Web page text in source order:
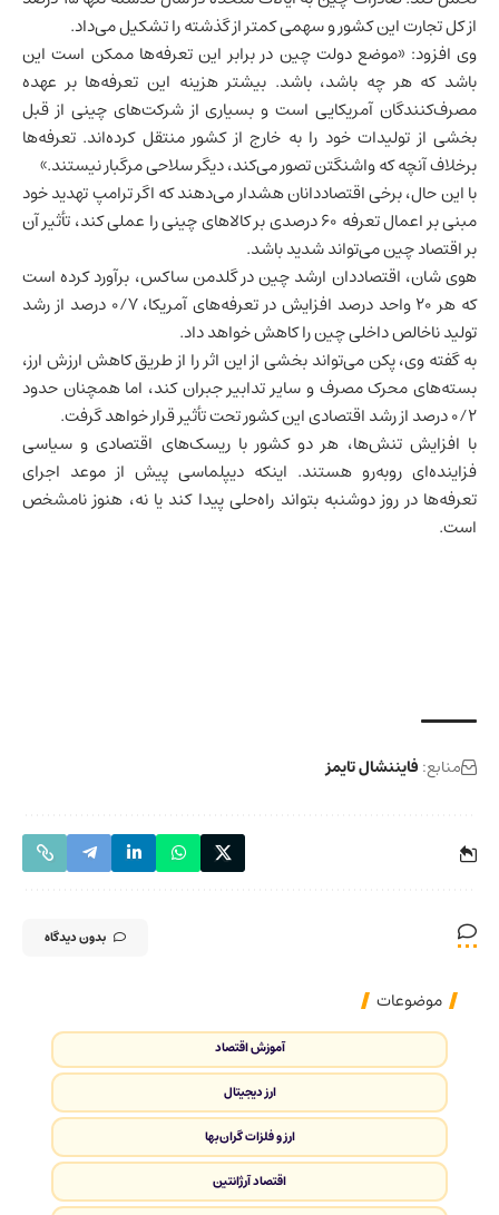
از کل تجارت این کشور و سهمی کمتر از گذشته را تشکیل می‌داد.
وی افزود: «موضع دولت چین در برابر این تعرفه‌ها ممکن است این
باشد که هر چه باشد، باشد. بیشتر هزینه این تعرفه‌ها بر عهده
مصرف‌کنندگان آمریکایی است و بسیاری از شرکت‌های چینی از قبل
بخشی از تولیدات خود را به خارج از کشور منتقل کرده‌اند. تعرفه‌ها
برخلاف آنچه که واشنگتن تصور می‌کند، دیگر سلاحی مرگبار نیستند.»
با این حال، برخی اقتصاددانان هشدار می‌دهند که اگر ترامپ تهدید خود
مبنی بر اعمال تعرفه ۶۰ درصدی بر کالاهای چینی را عملی کند، تأثیر آن
براقتصاد چینمی‌تواند شدید باشد.
هوی شان، اقتصاددان ارشد چین در گلدمن ساکس، برآورد کرده است
که هر ۲۰ واحد درصد افزایش در تعرفه‌های آمریکا، ۰/۷ درصد از رشد
تولید ناخالص داخلیچین را کاهش خواهد داد.
به گفته وی، پکن می‌تواند بخشی از این اثر را از طریق کاهش ارزش ارز،
بسته‌های محرک مصرف و سایر تدابیر جبران کند، اما همچنان حدود
۰/۲ درصد از رشد اقتصادی این کشور تحت تأثیر قرار خواهد گرفت.
با افزایش تنش‌ها، هر دو کشور با ریسک‌های اقتصادی و سیاسی
فزاینده‌ای روبه‌رو هستند. اینکه دیپلماسی پیش از موعد اجرای
تعرفه‌ها در روز دوشنبه بتواند راه‌حلی پیدا کند یا نه، هنوز نامشخص
است.
منابع: فایننشال تایمز
بدون دیدگاه
موضوعات
آموزش اقتصاد
ارز دیجیتال
ارز و فلزات گران‌بها
اقتصاد آرژانتین